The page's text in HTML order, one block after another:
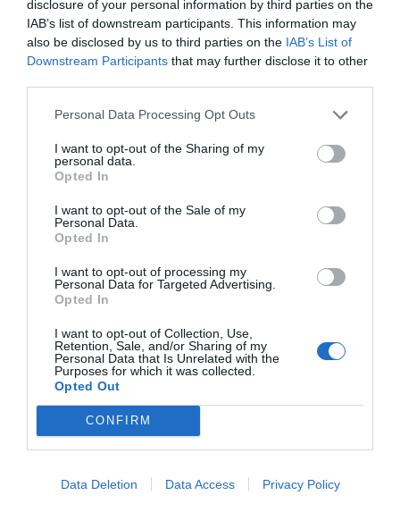
disclosure of your personal information by third parties on the
IAB’s list of downstream participants. This information may
also be disclosed by us to third parties on the IAB’s List of
Downstream Participants that may further disclose it to other
Personal Data Processing Opt Outs
I want to opt-out of the Sharing of my
personal data.
Opted In
I want to opt-out of the Sale of my
Personal Data.
Opted In
I want to opt-out of processing my
Personal Data for Targeted Advertising.
Opted In
I want to opt-out of Collection, Use,
Retention, Sale, and/or Sharing of my
Personal Data that Is Unrelated with the
Purposes for which it was collected.
Opted Out
CONFIRM
Data Deletion Data Access Privacy Policy
13
ΙΟΎΛ
Νίκος
Ορφανός: Η
Πολιτεία είναι
σαν τη θεία ·
μάς δίνει ένα
χαρτζιλίκι,
αλλά τα πολλά
παιδιά της
https://www.monopoli.gr/2022/07/13/people/589714/
orfanos-i-politeia-einai-san-ti-theia-%c2%b7-
mas-dinei-ena-xartziliki-alla-ta-polla-ta-dinei-
sta-paidia-tis/
ΔΙΑΒΆΣΤΕ ΠΕΡΙΣΣΌΤΕΡΑ